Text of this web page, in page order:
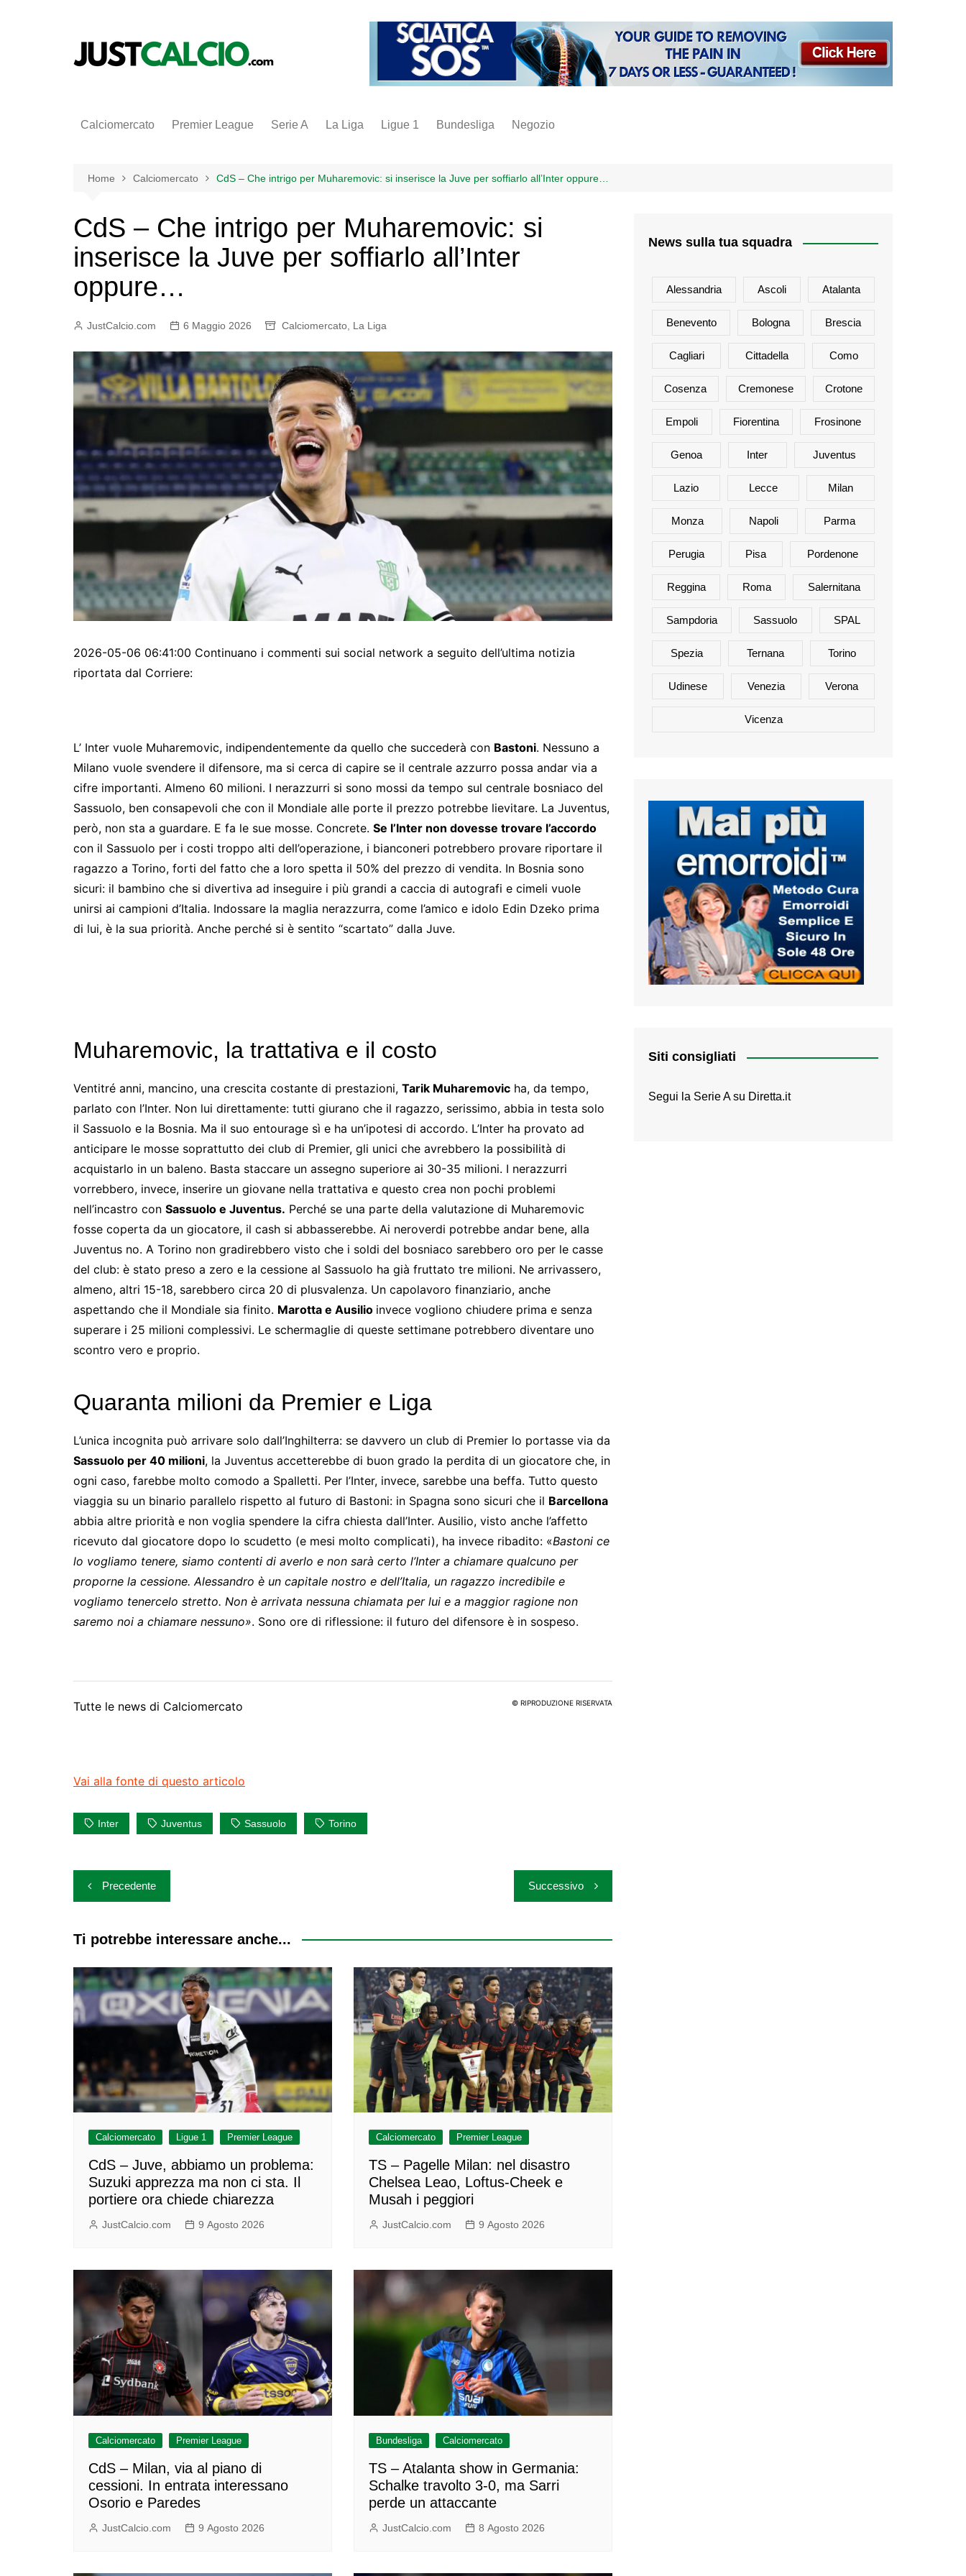
Calciomercato Premier League Serie A La Liga Ligue 1 Bundesliga Negozio
inter
napoli
vintage
Home Calciomercato CdS – Che intrigo per Muharemovic: si inserisce la Juve per soffiarlo all’Inter oppure…
CdS – Che intrigo per Muharemovic: si
inserisce la Juve per soffiarlo all’Inter
oppure…
JustCalcio.com 6 Maggio 2026 Calciomercato La Liga
2026-05-06 06:41:00 Continuano i commenti sui social network a seguito dell’ultima notizia
riportata dal Corriere:
L’ Inter vuole Muharemovic, indipendentemente da quello che succederà con Bastoni. Nessuno a
Milano vuole svendere il difensore, ma si cerca di capire se il centrale azzurro possa andar via a
cifre importanti. Almeno 60 milioni. I nerazzurri si sono mossi da tempo sul centrale bosniaco del
Sassuolo, ben consapevoli che con il Mondiale alle porte il prezzo potrebbe lievitare. La Juventus,
però, non sta a guardare. E fa le sue mosse. Concrete. Se l’Inter non dovesse trovare l’accordo
con il Sassuolo per i costi troppo alti dell’operazione, i bianconeri potrebbero provare riportare il
ragazzo a Torino, forti del fatto che a loro spetta il 50% del prezzo di vendita. In Bosnia sono
sicuri: il bambino che si divertiva ad inseguire i più grandi a caccia di autografi e cimeli vuole
unirsi ai campioni d’Italia. Indossare la maglia nerazzurra, come l’amico e idolo Edin Dzeko prima
di lui, è la sua priorità. Anche perché si è sentito “scartato” dalla Juve.
Muharemovic, la trattativa e il costo
Ventitré anni, mancino, una crescita costante di prestazioni, Tarik Muharemovic ha, da tempo,
parlato con l’Inter. Non lui direttamente: tutti giurano che il ragazzo, serissimo, abbia in testa solo
il Sassuolo e la Bosnia. Ma il suo entourage sì e ha un’ipotesi di accordo. L’Inter ha provato ad
anticipare le mosse soprattutto dei club di Premier, gli unici che avrebbero la possibilità di
acquistarlo in un baleno. Basta staccare un assegno superiore ai 30-35 milioni. I nerazzurri
vorrebbero, invece, inserire un giovane nella trattativa e questo crea non pochi problemi
nell’incastro con Sassuolo e Juventus. Perché se una parte della valutazione di Muharemovic
fosse coperta da un giocatore, il cash si abbasserebbe. Ai neroverdi potrebbe andar bene, alla
Juventus no. A Torino non gradirebbero visto che i soldi del bosniaco sarebbero oro per le casse
del club: è stato preso a zero e la cessione al Sassuolo ha già fruttato tre milioni. Ne arrivassero,
almeno, altri 15-18, sarebbero circa 20 di plusvalenza. Un capolavoro finanziario, anche
aspettando che il Mondiale sia finito. Marotta e Ausilio invece vogliono chiudere prima e senza
superare i 25 milioni complessivi. Le schermaglie di queste settimane potrebbero diventare uno
scontro vero e proprio.
Quaranta milioni da Premier e Liga
L’unica incognita può arrivare solo dall’Inghilterra: se davvero un club di Premier lo portasse via da
Sassuolo per 40 milioni, la Juventus accetterebbe di buon grado la perdita di un giocatore che, in
ogni caso, farebbe molto comodo a Spalletti. Per l’Inter, invece, sarebbe una beffa. Tutto questo
viaggia su un binario parallelo rispetto al futuro di Bastoni: in Spagna sono sicuri che il Barcellona
abbia altre priorità e non voglia spendere la cifra chiesta dall’Inter. Ausilio, visto anche l’affetto
ricevuto dal giocatore dopo lo scudetto (e mesi molto complicati), ha invece ribadito: «Bastoni ce
lo vogliamo tenere, siamo contenti di averlo e non sarà certo l’Inter a chiamare qualcuno per
proporne la cessione. Alessandro è un capitale nostro e dell’Italia, un ragazzo incredibile e
vogliamo tenercelo stretto. Non è arrivata nessuna chiamata per lui e a maggior ragione non
saremo noi a chiamare nessuno». Sono ore di riflessione: il futuro del difensore è in sospeso.
© RIPRODUZIONE RISERVATA
Tutte le news di Calciomercato
Vai alla fonte di questo articolo
Inter Juventus Sassuolo Torino
Navigazione
articoli
Precedente Successivo
Ti potrebbe interessare anche...
Calciomercato Ligue 1 Premier League
CdS – Juve, abbiamo un problema:
Suzuki apprezza ma non ci sta. Il
portiere ora chiede chiarezza
JustCalcio.com 9 Agosto 2026
Calciomercato Premier League
TS – Pagelle Milan: nel disastro
Chelsea Leao, Loftus-Cheek e
Musah i peggiori
JustCalcio.com 9 Agosto 2026
Calciomercato Premier League
CdS – Milan, via al piano di
cessioni. In entrata interessano
Osorio e Paredes
JustCalcio.com 9 Agosto 2026
Bundesliga Calciomercato
TS – Atalanta show in Germania:
Schalke travolto 3-0, ma Sarri
perde un attaccante
JustCalcio.com 8 Agosto 2026
News sulla tua squadra
Alessandria Ascoli Atalanta
Benevento Bologna Brescia
Cagliari Cittadella Como
Cosenza Cremonese Crotone
Empoli Fiorentina Frosinone
Genoa Inter Juventus
Lazio Lecce Milan
Monza Napoli Parma
Perugia Pisa Pordenone
Reggina Roma Salernitana
Sampdoria Sassuolo SPAL
Spezia Ternana Torino
Udinese Venezia Verona
Vicenza
Siti consigliati
Segui la Serie A su Diretta.it